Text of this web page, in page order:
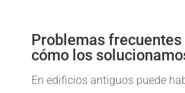
Problemas
cómo los
En edificios antiguos puede